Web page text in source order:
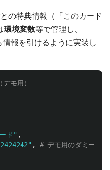
の特典情報（「このカード
環境変数等で管理し、
報を引けるように実装し
ド " ,
" ,